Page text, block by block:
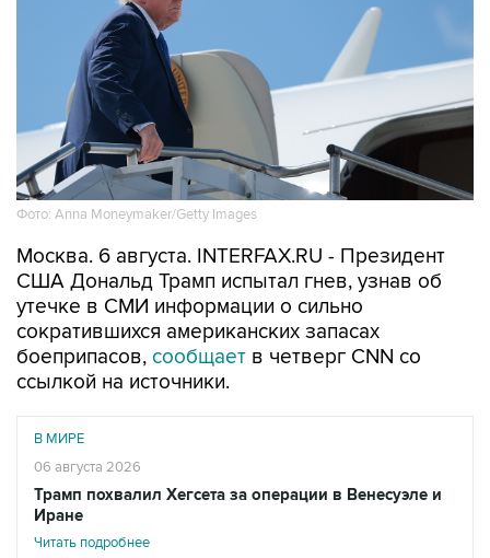
Фото: Anna Moneymaker/Getty Images
Москва. 6 августа. INTERFAX.RU - Президент
США Дональд Трамп испытал гнев, узнав об
утечке в СМИ информации о сильно
сократившихся американских запасах
боеприпасов, сообщает в четверг CNN со
ссылкой на источники.
В МИРЕ
06 августа 2026
Трамп похвалил Хегсета за операции в Венесуэле и
Иране
Читать подробнее